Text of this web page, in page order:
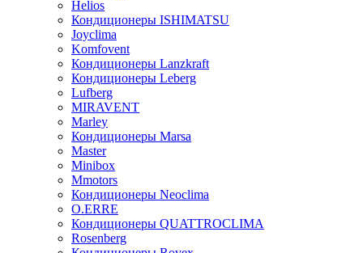
Helios
Кондиционеры ISHIMATSU
Joyclima
Komfovent
Кондиционеры Lanzkraft
Кондиционеры Leberg
Lufberg
MIRAVENT
Marley
Кондиционеры Marsa
Master
Minibox
Mmotors
Кондиционеры Neoclima
O.ERRE
Кондиционеры QUATTROCLIMA
Rosenberg